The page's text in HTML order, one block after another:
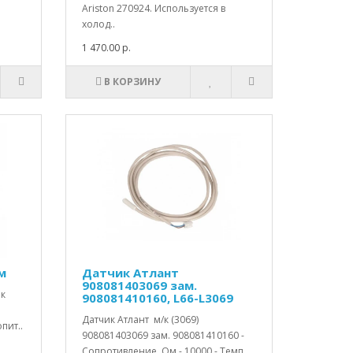
Ariston 270924. Используется в
холод..
1 470.00 р.
В КОРЗИНУ
Датчик Атлант
908081403069 зам.
908081410160, L66-L3069
Датчик Атлант м/к (3069)
908081403069 зам. 908081410160 -